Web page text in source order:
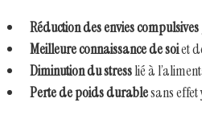
Réduction des envies compulsives
Meilleure connaissance de soi et
Diminution du stress lié à
Perte de poids durable sans effet